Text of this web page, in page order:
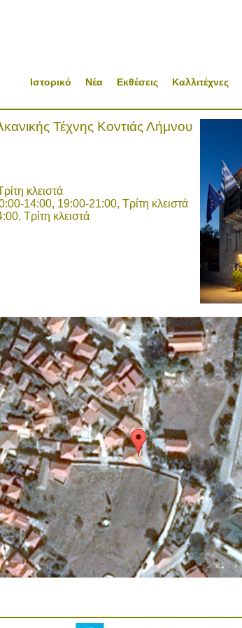
Καλλιτέχνες
Εκθέσεις
Νέα
Ιστορικό
Τέχνης Κοντιάς Λήμνου
κλειστά
14:00, 19:00-21:00, Τρίτη κλειστά
Τρίτη κλειστά